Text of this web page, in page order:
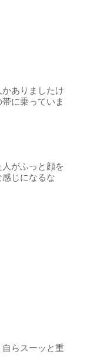
ありましたけ
に乗っていま
がふっと顔を
じになるな
らスーッと重